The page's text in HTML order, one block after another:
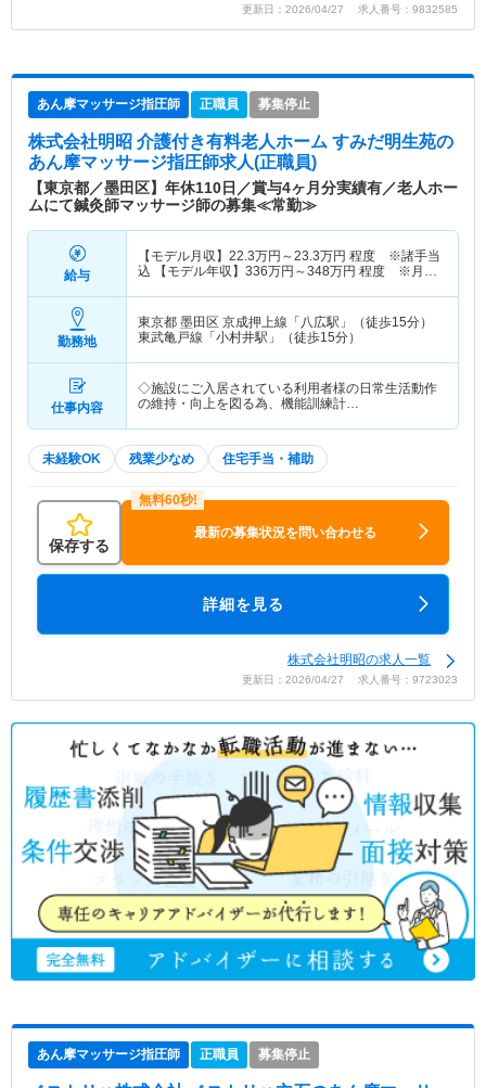
更新日：2026/04/27 求人番号：9832585
あん摩マッサージ指圧師 正職員 募集停止
株式会社明昭 介護付き有料老人ホーム すみだ明生苑の
あん摩マッサージ指圧師求人(正職員)
【東京都／墨田区】年休110日／賞与4ヶ月分実績有／老人ホー
ムにて鍼灸師マッサージ師の募集≪常勤≫
給与
【モデル月収】 22.3万円～23.3万円 程度 ※諸手当
込 【モデル年収】 336万円～348万円 程度 ※月収
勤務地
東京都 墨田区 京成押上線「八広駅」（徒歩15分）
東武亀戸線「小村井駅」（徒歩15分）
仕事内容
◇施設にご入居されている利用者様の日常生活動作
の維持・向上を図る為、機能訓練計…
未経験OK 残業少なめ 住宅手当・補助
保存する
最新の募集状況を問い合わせる
詳細を見る
株式会社明昭の求人一覧
更新日：2026/04/27 求人番号：9723023
あん摩マッサージ指圧師 正職員 募集停止